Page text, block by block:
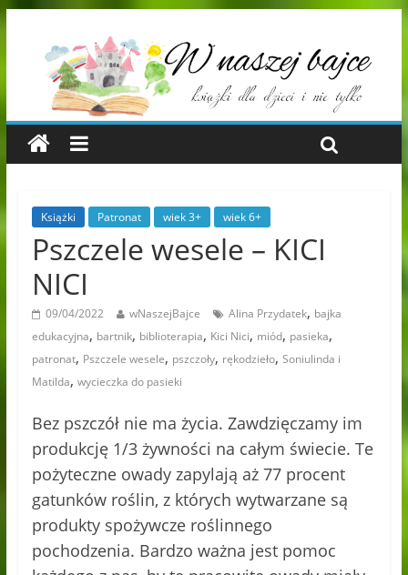
Książki Patronat wiek 3+ wiek 6+
Pszczele wesele – KICI
NICI
09/04/2022 wNaszejBajce Alina Przydatek, bajka
edukacyjna, bartnik, biblioterapia, Kici Nici, miód, pasieka,
patronat, Pszczele wesele, pszczoły, rękodzieło, Soniulinda i
Matilda, wycieczka do pasieki
Bez pszczół nie ma życia. Zawdzięczamy im
produkcję 1/3 żywności na całym świecie. Te
pożyteczne owady zapylają aż 77 procent
gatunków roślin, z których wytwarzane są
produkty spożywcze roślinnego
pochodzenia. Bardzo ważna jest pomoc